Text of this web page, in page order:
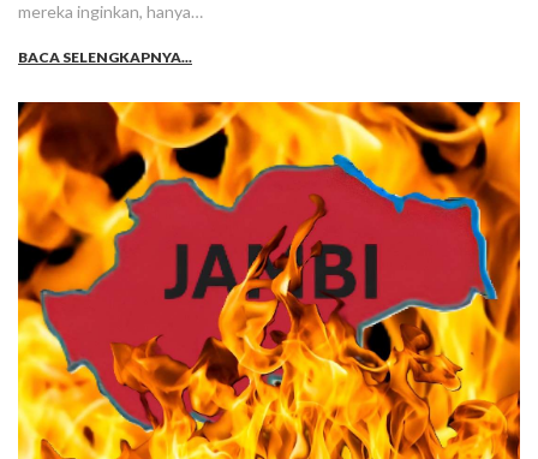
mereka inginkan, hanya…
BACA SELENGKAPNYA...